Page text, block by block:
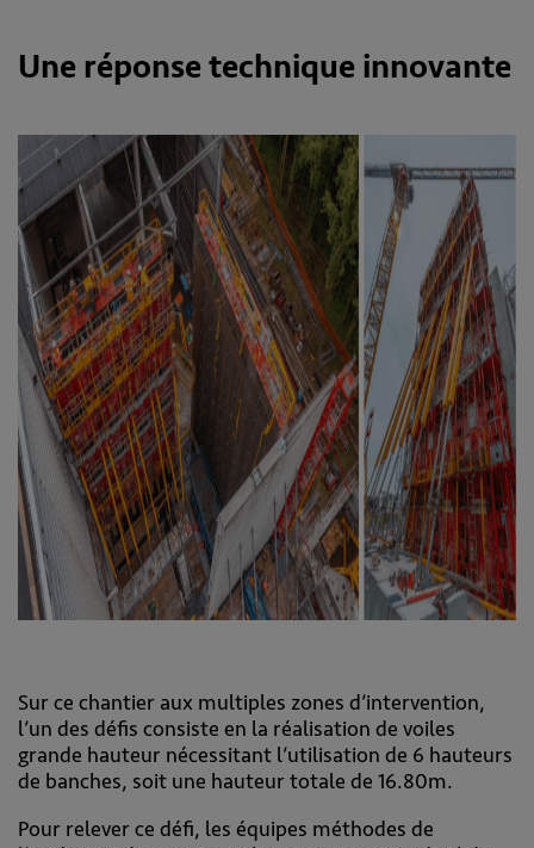
Une réponse technique innovante
Sur ce chantier aux multiples zones d’intervention,
l’un des défis consiste en la réalisation de voiles
grande hauteur nécessitant l’utilisation de 6 hauteurs
de banches, soit une hauteur totale de 16.80m.
Pour relever ce défi, les équipes méthodes de